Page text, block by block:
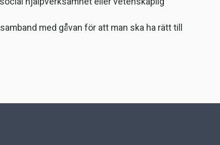
med gåvan för att man ska ha rätt till